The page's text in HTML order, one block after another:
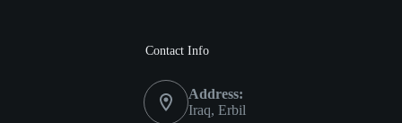
Contact Info
Address:
Iraq, Erbil